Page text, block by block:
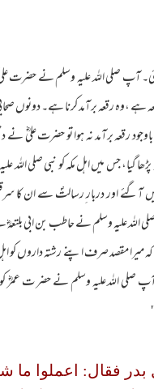
آپ صلی اللہ علیہ وسلم نے حضرت
رقعہ برآمد کرنا ہے۔ دونوں
رقعہ برآمد نہ ہوا تو حضرت
گیا، جس میں اہل مکہ کو نبی صلی
آگئے اور دربار ِرسالتؐ سے ان کا
علیہ وسلم نے حاطب بن ابی
مقصد صرف اپنے رشتہ داروں کو
اللہ علیہ وسلم نے حضر ت عمرؓ
فقال: اعملوا ما